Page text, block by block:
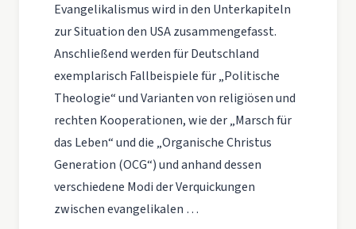
Evangelikalismus wird in den Unterkapiteln
zur Situation den USA zusammengefasst.
Anschließend werden für Deutschland
exemplarisch Fallbeispiele für „Politische
Theologie“ und Varianten von religiösen und
rechten Kooperationen, wie der „Marsch für
das Leben“ und die „Organische Christus
Generation (OCG“) und anhand dessen
verschiedene Modi der Verquickungen
zwischen evangelikalen …